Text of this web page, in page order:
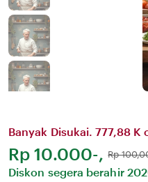
Banyak Disukai. 777,88
Harga:
Rp 10.000-, Normal:
Rp
Diskon segera berahir